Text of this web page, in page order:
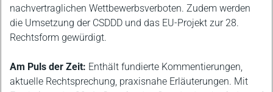
nachvertraglichen Wettbewerbsverboten. Zudem werden
die Umsetzung der CSDDD und das EU‑Projekt zur 28.
Rechtsform gewürdigt.
Am Puls der Zeit: Enthält fundierte Kommentierungen,
aktuelle Rechtsprechung, praxisnahe Erläuterungen. Mit